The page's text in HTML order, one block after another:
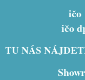
ičo
TU NÁS